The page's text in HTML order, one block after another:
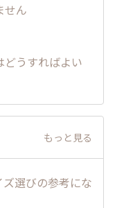
せん
どうすればよい
もっと見る
選びの参考にな